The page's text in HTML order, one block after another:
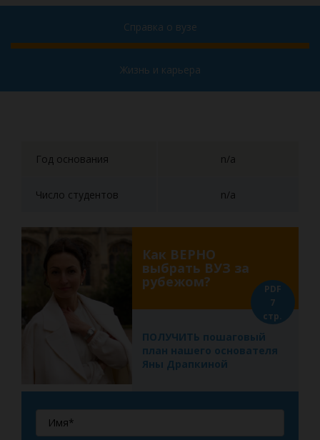
Справка о вузе
Жизнь и карьера
Год основания n/a
Число студентов n/a
Как ВЕРНО
выбрать ВУЗ за
рубежом?
ПОЛУЧИТЬ пошаговый
план нашего основателя
Яны Драпкиной
PDF
7
стр.